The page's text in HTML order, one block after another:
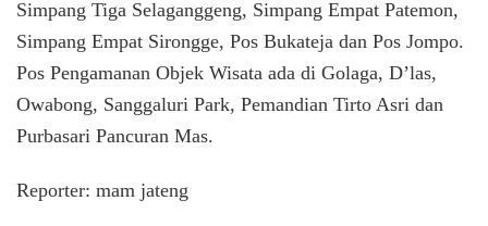
Simpang Tiga Selaganggeng, Simpang Empat Patemon,
Simpang Empat Sirongge, Pos Bukateja dan Pos Jompo.
Pos Pengamanan Objek Wisata ada di Golaga, D’las,
Owabong, Sanggaluri Park, Pemandian Tirto Asri dan
Purbasari Pancuran Mas.
Reporter: mam jateng